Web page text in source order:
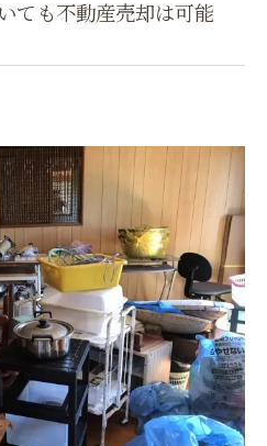
ても不動産売却は可能